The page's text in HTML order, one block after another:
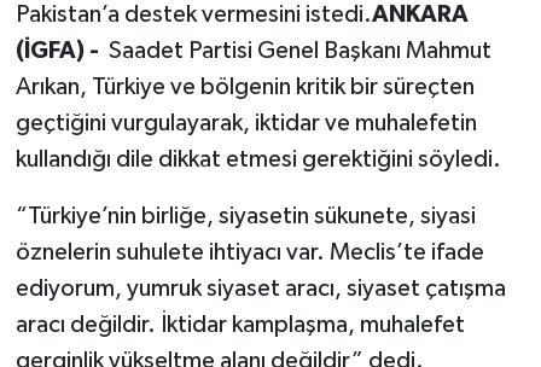
Pakistan’a destek vermesini istedi.ANKARA
(İGFA) - Saadet Partisi Genel Başkanı Mahmut
Arıkan, Türkiye ve bölgenin kritik bir süreçten
geçtiğini vurgulayarak, iktidar ve muhalefetin
kullandığı dile dikkat etmesi gerektiğini söyledi.
“Türkiye’nin birliğe, siyasetin sükunete, siyasi
öznelerin suhulete ihtiyacı var. Meclis’te ifade
ediyorum, yumruk siyaset aracı, siyaset çatışma
aracı değildir. İktidar kamplaşma, muhalefet
gerginlik yükseltme alanı değildir” dedi.